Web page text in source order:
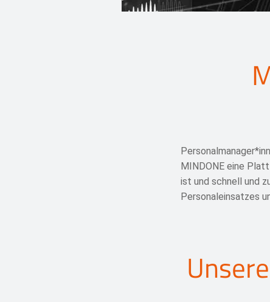
MINDONE eine
ist und schnell und
Personaleinsatzes